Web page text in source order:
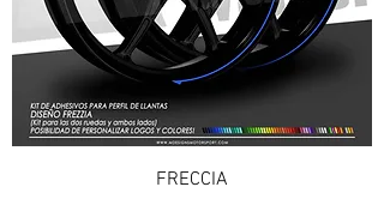
FRECCIA